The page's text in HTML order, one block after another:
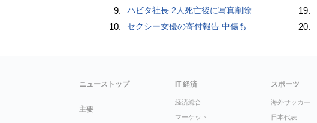
9. ハビタ社長 2人死亡後に写真削除
10. セクシー女優の寄付報告 中傷も
19.
20.
ニューストップ
主要
IT 経済
経済総合
マーケット
スポーツ
海外サッカー
日本代表